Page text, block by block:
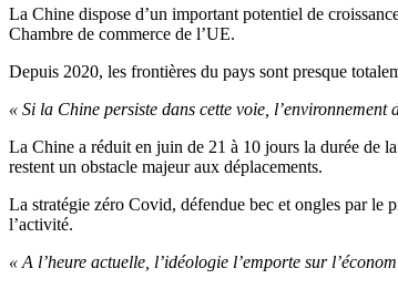
La Chine dispose d’un important potentiel de
Chambre de commerce de l’UE.
Depuis 2020, les frontières du pays sont presque
« Si la Chine persiste dans cette voie,
La Chine a réduit en juin de 21 à 10 jours la durée de
restent un obstacle majeur aux déplacements.
La stratégie zéro Covid, défendue bec et ongles par le
l’activité.
« A l’heure actuelle, l’idéologie l’emporte sur